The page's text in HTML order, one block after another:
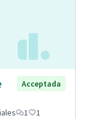
Acceptada
1 1